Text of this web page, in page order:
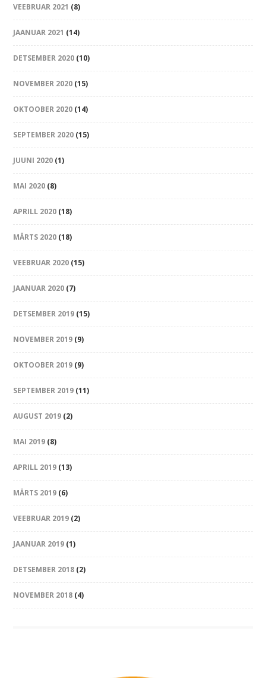
VEEBRUAR 2021 (8)
JAANUAR 2021 (14)
DETSEMBER 2020 (10)
NOVEMBER 2020 (15)
OKTOOBER 2020 (14)
SEPTEMBER 2020 (15)
JUUNI 2020 (1)
MAI 2020 (8)
APRILL 2020 (18)
MÄRTS 2020 (18)
VEEBRUAR 2020 (15)
JAANUAR 2020 (7)
DETSEMBER 2019 (15)
NOVEMBER 2019 (9)
OKTOOBER 2019 (9)
SEPTEMBER 2019 (11)
AUGUST 2019 (2)
MAI 2019 (8)
APRILL 2019 (13)
MÄRTS 2019 (6)
VEEBRUAR 2019 (2)
JAANUAR 2019 (1)
DETSEMBER 2018 (2)
NOVEMBER 2018 (4)